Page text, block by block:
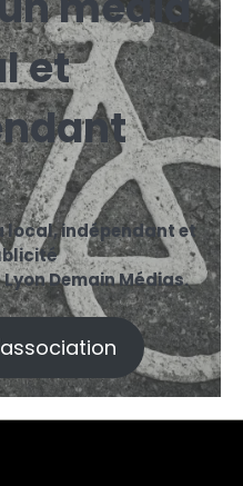
et
local, indépendant et
Demain Médias.